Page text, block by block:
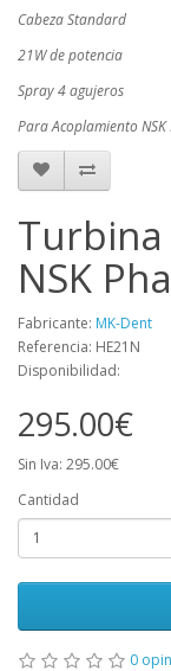
Cabeza Standard
21W de potencia
Spray 4 agujeros
Para Acoplamiento
Turbina
NSK
Fabricante: MK-Dent
Referencia: HE21N
Disponibilidad:
295.00€
Sin Iva: 295.00€
Cantidad
0